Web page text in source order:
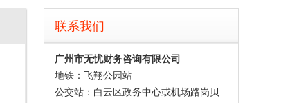
联系我们
广州市无忧财务咨询有限公司
地铁：飞翔公园站
公交站：白云区政务中心或机场路岗贝